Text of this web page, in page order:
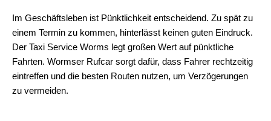
Im Geschäftsleben ist Pünktlichkeit entscheidend. Zu spät zu
einem Termin zu kommen, hinterlässt keinen guten Eindruck.
Der Taxi Service Worms legt großen Wert auf pünktliche
Fahrten. Wormser Rufcar sorgt dafür, dass Fahrer rechtzeitig
eintreffen und die besten Routen nutzen, um Verzögerungen
zu vermeiden.